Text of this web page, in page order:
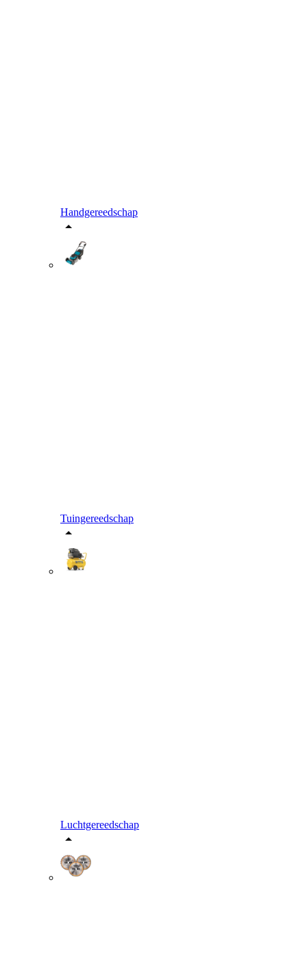
Handgereedschap
Tuingereedschap
Luchtgereedschap